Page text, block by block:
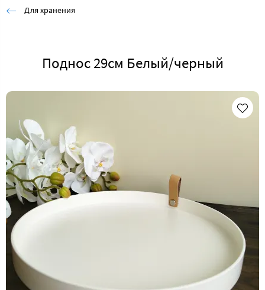
Для хранения
Поднос 29см Белый/черный